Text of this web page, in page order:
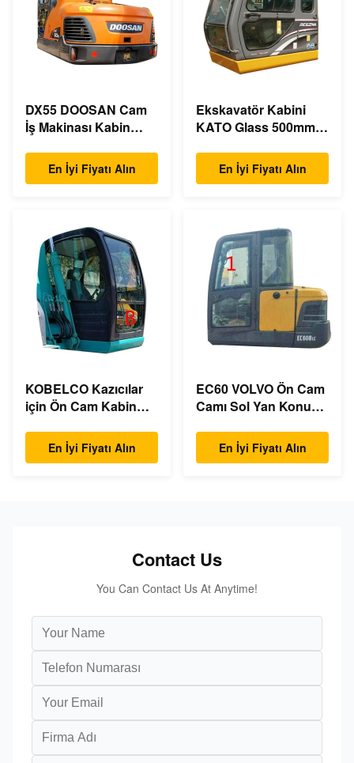
DX55 DOOSAN Cam
İş Makinası Kabin
En İyi Fiyatı Alın
Ekskavatör Kabini
KATO Glass 500mm
NO.1En İyi Fiyatı Alın
KOBELCO Kazıcılar
için Ön Cam Kabin
Konum B
En İyi Fiyatı Alın
EC60 VOLVO Ön Cam
Camı Sol Yan Konum
Dayanıklı
En İyi Fiyatı Alın
Contact Us
You Can Contact Us At Anytime!